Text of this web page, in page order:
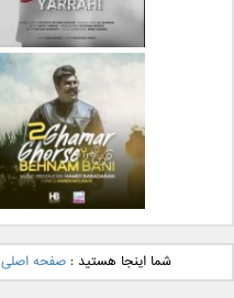
دانلود آهنگ جدید مهدی
یراحی بنام اسرار
دانلود آهنگ جدید بهنام
بانی بنام قرص قمر 2شما اینجا هستید :صفحه اصلی